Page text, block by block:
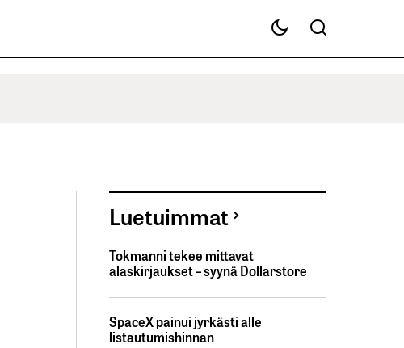
Luetuimmat
Tokmanni tekee mittavat
alaskirjaukset – syynä Dollarstore
SpaceX painui jyrkästi alle
listautumishinnan